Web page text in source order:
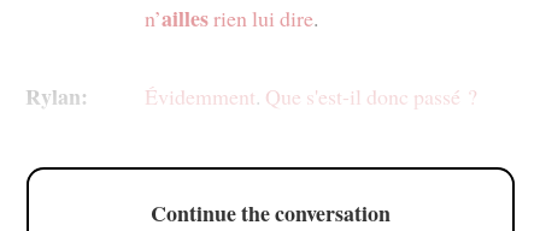
n’aillesrien lui dire.
Rylan: Évidemment. Que s'est-il donc passé ?
Continue the conversation